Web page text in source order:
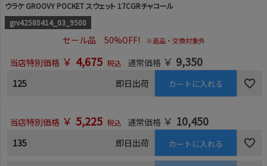
ウラケ GROOVY POCKET スウェット 17CGRチャコール
grv42580414_03_9500
セール品 50%OFF! ※返品・交換対象外
当店特別価格 ￥ 4,675 税込 通常価格 ￥ 9,350
125 即日出荷 カートに入れる
当店特別価格 ￥ 5,225 税込 通常価格 ￥ 10,450
135 即日出荷 カートに入れる